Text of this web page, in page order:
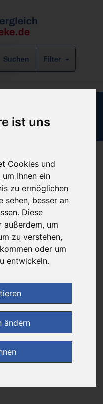
ist uns
Cookies und
Ihnen ein
zu ermöglichen
sehen, besser an
Diese
außerdem, um
zu verstehen,
oder um
entwickeln.
ändern
Filter
1 Hanos
keinem unserer Partner